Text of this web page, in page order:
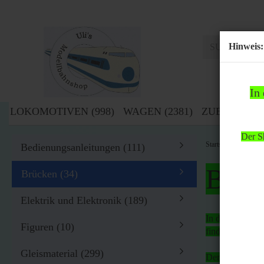
Hinweis:
In
Der
LOKOMOTIVEN (998) WAGEN (2381) ZUBEHÖR
Startseite »
Bitte
In der Zeit
findet
Der Shop
Bedienungsanleitungen (111)
Brücken (34)
Elektrik und Elektronik (189)
Figuren (10)
Gleismaterial (299)